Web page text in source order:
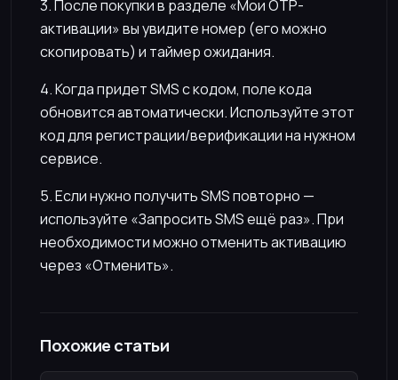
3. После покупки в разделе «Мои OTP-
активации» вы увидите номер (его можно
скопировать) и таймер ожидания.
4. Когда придет SMS с кодом, поле кода
обновится автоматически. Используйте этот
код для регистрации/верификации на нужном
сервисе.
5. Если нужно получить SMS повторно —
используйте «Запросить SMS ещё раз». При
необходимости можно отменить активацию
через «Отменить».
Похожие статьи